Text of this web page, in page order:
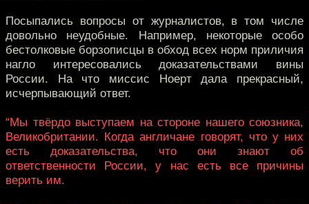
Посыпались вопросы от журналистов, в том числе
довольно неудобные. Например, некоторые особо
бестолковые борзописцы в обход всех норм приличия
нагло интересовались доказательствами вины
России. На что миссис Ноерт дала прекрасный,
исчерпывающий ответ.
“Мы твёрдо выступаем на стороне нашего союзника,
Великобритании. Когда англичане говорят, что у них
есть доказательства, что они знают об
ответственности России, у нас есть все причины
верить им.